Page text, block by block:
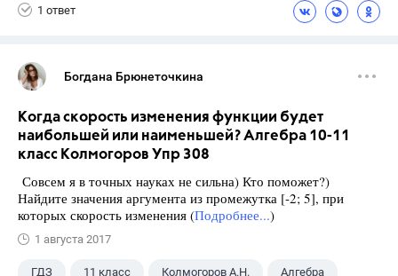
1 ответ
Богдана Брюнеточкина
Когда скорость изменения функции будет
наибольшей или наименьшей? Алгебра 10-11
класс Колмогоров Упр 308
Совсем я в точных науках не сильна) Кто поможет?)
Найдите значения аргумента из промежутка [-2; 5], при
которых скорость изменения (Подробнее...)
1 августа 2017
ГДЗ 11 класс Колмогоров А.Н. Алгебра